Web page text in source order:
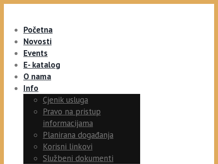
Početna
Novosti
Events
E- katalog
O nama
Info
Cjenik usluga
Pravo na pristup
informacijama
Planirana događanja
Korisni linkovi
Službeni dokumenti